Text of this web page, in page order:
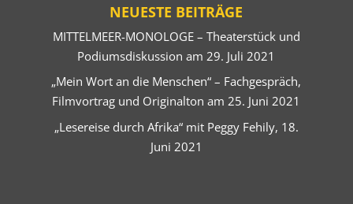
NEUESTE BEITRÄGE
MITTELMEER-MONOLOGE – Theaterstück und
Podiumsdiskussion am 29. Juli 2021
„Mein Wort an die Menschen“ – Fachgespräch,
Filmvortrag und Originalton am 25. Juni 2021
„Lesereise durch Afrika“ mit Peggy Fehily, 18.
Juni 2021